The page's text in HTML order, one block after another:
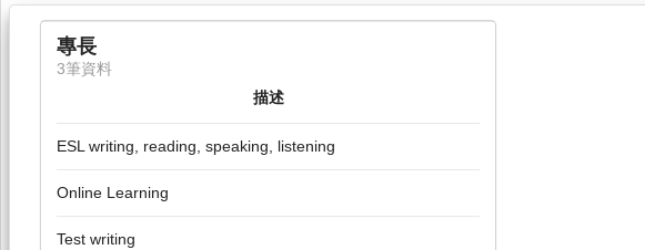
專長
3筆資料
描述
ESL writing, reading, speaking, listening
Online Learning
Test writing